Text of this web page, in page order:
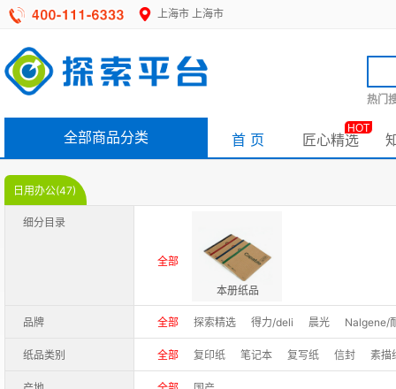
上海市 上海市
热门
全部商品分类 首 页 匠心精选
HOT
日用办公(47)
细分目录
全部
本册纸品
品牌 全部 探索精选 得力/deli 晨光 Nalgene/
纸品类别 全部 复印纸 笔记本 复写纸 信封 素描